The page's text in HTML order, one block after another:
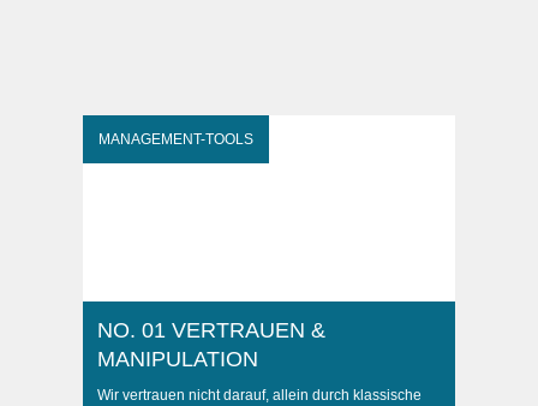
MANAGEMENT-TOOLS
NO. 01 VERTRAUEN &
MANIPULATION
Wir vertrauen nicht darauf, allein durch klassische